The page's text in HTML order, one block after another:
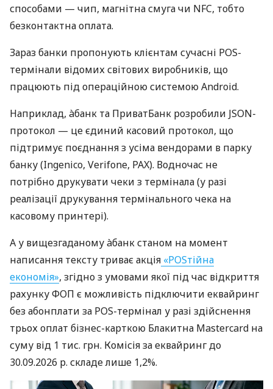
способами — чип, магнітна смуга чи NFC, тобто
безконтактна оплата.
Зараз банки пропонують клієнтам сучасні POS-
термінали відомих світових виробників, що
працюють під операційною системою Android.
Наприклад, àбанк та ПриватБанк розробили JSON-
протокол — це єдиний касовий протокол, що
підтримує поєднання з усіма вендорами в парку
банку (Ingenico, Verifone, PAX). Водночас не
потрібно друкувати чеки з термінала (у разі
реалізації друкування термінального чека на
касовому принтері).
А у вищезгаданому àбанк станом на момент
написання тексту триває акція «POSтійна
економія», згідно з умовами якої під час відкриття
рахунку ФОП є можливість підключити еквайринг
без абонплати за POS-термінал у разі здійснення
трьох оплат бізнес-карткою Блакитна Mastercard на
суму від 1 тис. грн. Комісія за еквайринг до
30.09.2026 р. складе лише 1,2%.